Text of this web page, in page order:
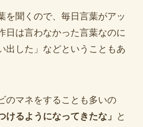
を聞くので、毎日言葉がアッ
日は言わなかった言葉なのに
出した」などということもあ
のマネをすることも多いの
けるようになってきたな」
と